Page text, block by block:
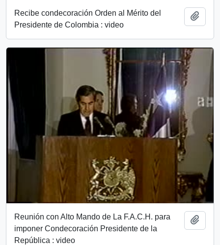
Recibe condecoración Orden al Mérito del
Presidente de Colombia : video
Reunión con Alto Mando de La F.A.C.H. para
imponer Condecoración Presidente de la
República : video